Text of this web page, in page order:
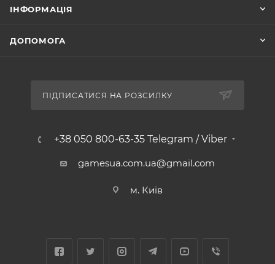
ІНФОРМАЦІЯ
ДОПОМОГА
ПІДПИСАТИСЯ НА РОЗСИЛКУ
+38 050 800-63-35 Telegram / Viber
gamesua.com.ua@gmail.com
м. Київ